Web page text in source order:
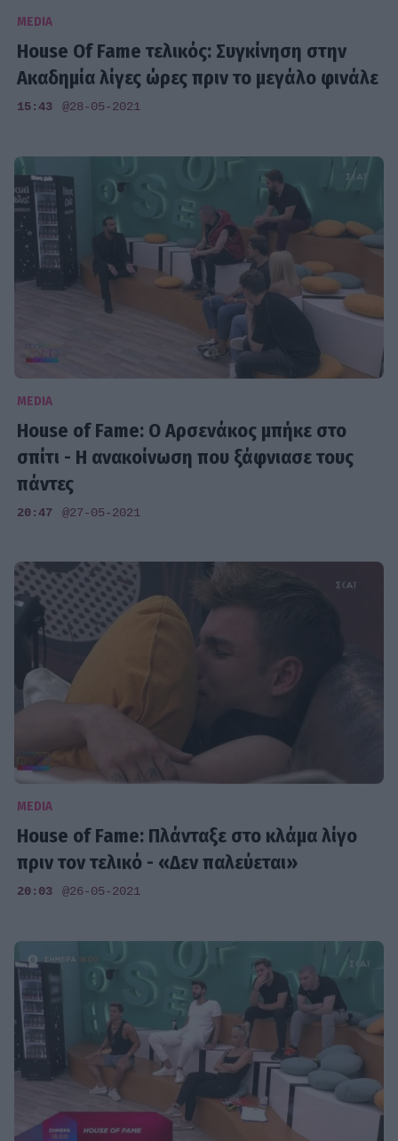
MEDIA
House Of Fame τελικός: Συγκίνηση στην
Ακαδημία λίγες ώρες πριν το μεγάλο φινάλε
15:43 @28-05-2021
MEDIA
House of Fame: Ο Αρσενάκος μπήκε στο
σπίτι - Η ανακοίνωση που ξάφνιασε τους
πάντες
20:47 @27-05-2021
MEDIA
House of Fame: Πλάνταξε στο κλάμα λίγο
πριν τον τελικό - «Δεν παλεύεται»
20:03 @26-05-2021